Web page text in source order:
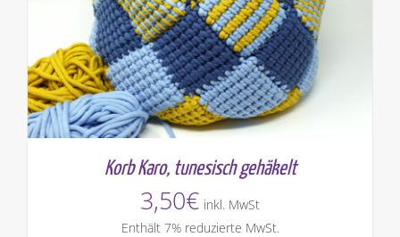
Korb Karo, tunesisch gehäkelt
3,50€ inkl. MwSt
Enthält 7% reduzierte MwSt.